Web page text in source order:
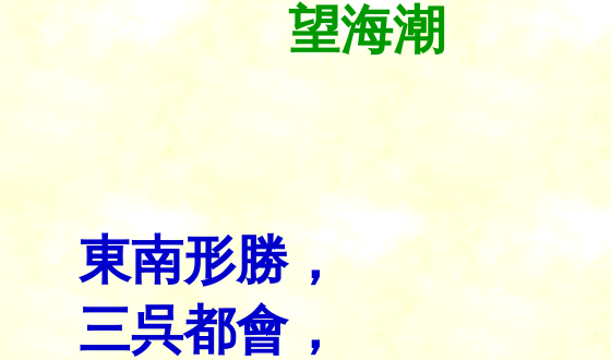
望海潮
東南形勝，
三呉都會，